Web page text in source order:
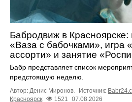
Бабродвиж в Красноярске:
«Ваза с бабочками», игра
ассорти» и занятие
Бабр представляет список
предстоящую неделю.
Автор: Денис Миронов. Источник:
Красноярск
1521 07.08.2026